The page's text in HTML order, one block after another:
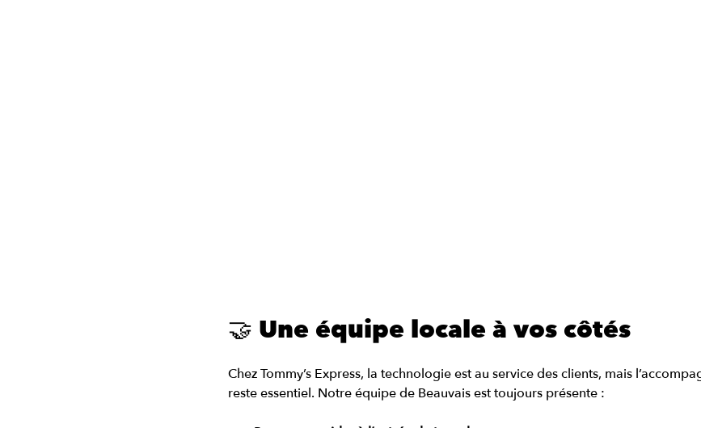
🤝 Une équipe locale à vos côtés
Chez Tommy’s Express, la technologie est au service des clients, mais
reste essentiel. Notre équipe de Beauvais est toujours présente :